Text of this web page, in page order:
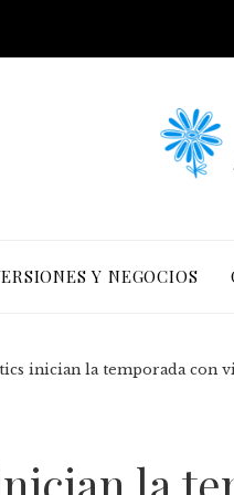
Y NEGOCIOS
inician la temporada con